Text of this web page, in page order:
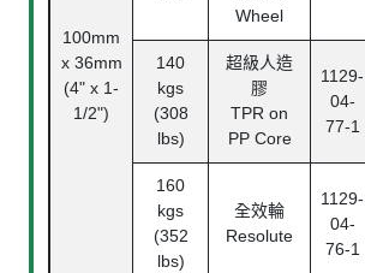
100mm
x 36mm
(4" x 1-
1/2")
Wheel
140
kgs
(308
lbs)
超級人造
膠
TPR on
PP Core
1129-
04-
77-1
160
kgs
(352
lbs)
全效輪
Resolute
1129-
04-
76-1